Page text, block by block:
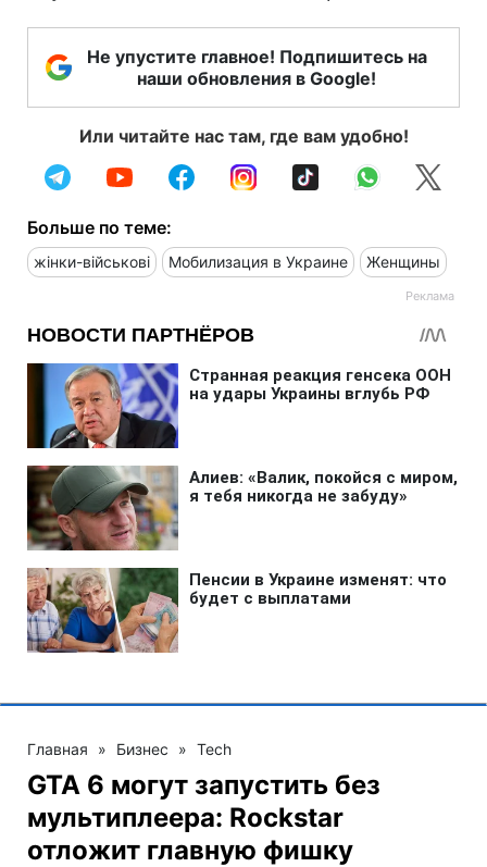
Не упустите главное! Подпишитесь на
наши обновления в Google!
Или читайте нас там, где вам удобно!
Больше по теме:
жінки-військові Мобилизация в Украине Женщины
Главная » Бизнес » Tech
GTA 6 могут запустить без
мультиплеера: Rockstar
отложит главную фишку